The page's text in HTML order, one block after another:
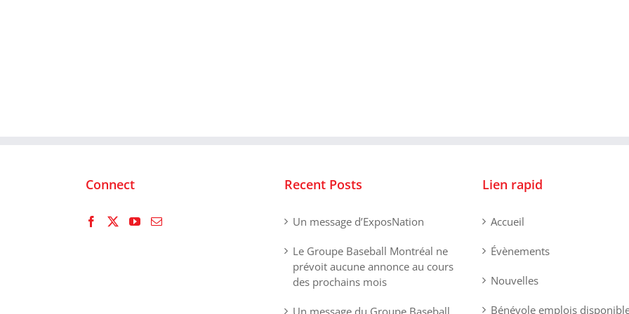
Connect Recent Posts
Un message d’ExposNation
Le Groupe Baseball Montréal ne
prévoit aucune annonce au cours
des prochains mois
Un message du Groupe Baseball
Lien rapid
Accueil
Évènements
Nouvelles
Bénévole emplois